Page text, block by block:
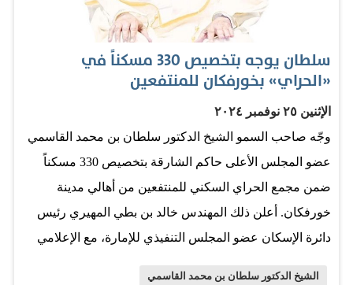
جديدة للمشمولين بها للعودة إلى المجتمع كأفراد صالحين
يسهمون بفاعلية في تعزيز مسيرة التنمية والازدهار لوطننا
الغالي. المصدر: الخليج
سلطان يوجه بتخصيص 330 مسكناً في
«الحراي» بخورفكان للمنتفعين
الإثنين ٢٥ نوفمبر ٢٠٢٤
وجّه صاحب السمو الشيخ الدكتور سلطان بن محمد القاسمي
عضو المجلس الأعلى حاكم الشارقة بتخصيص 330 مسكناً
ضمن مجمع الحراي السكني للمنتفعين من أهالي مدينة
خورفكان. أعلن ذلك المهندس خالد بن بطي المهيري رئيس
دائرة الإسكان عضو المجلس التنفيذي للإمارة، مع الإعلامي
الشيخ الدكتور سلطان بن محمد القاسمي